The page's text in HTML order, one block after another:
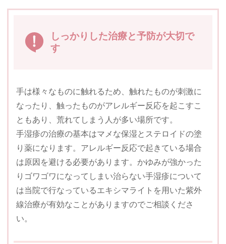
しっかりした治療と予防が大切で
す
手は様々なものに触れるため、触れたものが刺激に
なったり、触ったものがアレルギー反応を起こすこ
ともあり、荒れてしまう人が多い場所です。
手湿疹の治療の基本はマメな保湿とステロイドの塗
り薬になります。アレルギー反応で起きている場合
は原因を避ける必要があります。かゆみが強かった
りゴワゴワになってしまい治らない手湿疹について
は当院で行なっているエキシマライトを用いた紫外
線治療が有効なことがありますのでご相談くださ
い。